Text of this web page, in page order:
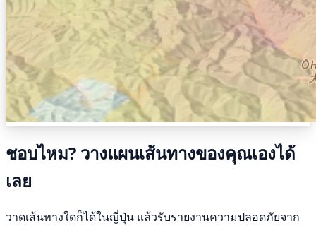
ชอบไหม? วางแผนเส้นทางของคุณเองได้
เลย
วาดเส้นทางใดก็ได้ในญี่ปุ่น แล้วรับรายงานความปลอดภัยจาก